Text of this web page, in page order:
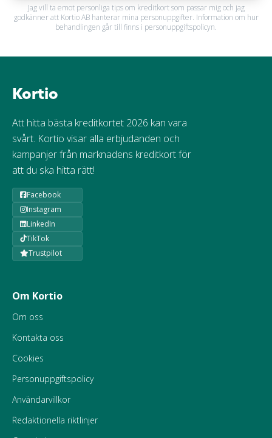
Jag vill ta emot personliga tips om kreditkort som passar mig och jag
godkänner att Kortio AB hanterar mina personuppgifter. Information om hur
behandlingen går till finns i personuppgiftspolicyn.
Kortio
Att hitta bästa kreditkortet 2026 kan vara
svårt. Kortio visar alla erbjudanden och
kampanjer från marknadens kreditkort för
att du ska hitta rätt!
Facebook
Instagram
LinkedIn
TikTok
Trustpilot
Om Kortio
Om oss
Kontakta oss
Cookies
Personuppgiftspolicy
Användarvillkor
Redaktionella riktlinjer